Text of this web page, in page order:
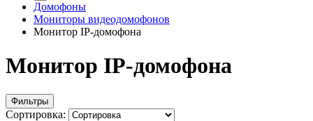
Домофоны
Мониторы видеодомофонов
Монитор IP-домофона
Монитор IP-домофона
Фильтры
Сортировка: